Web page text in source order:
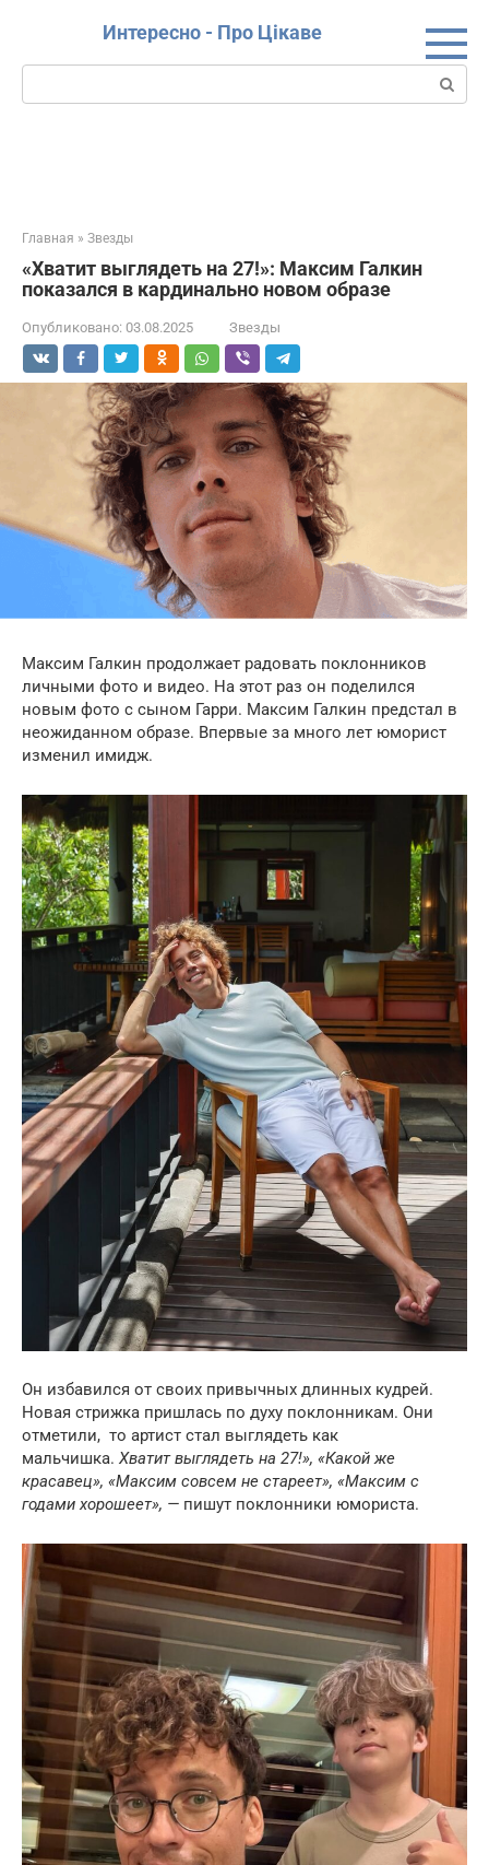
Интересно - Про Цікаве
Поиск:
Главная » Звезды
«Хватит выглядеть на 27!»: Максим Галкин
показался в кардинально новом образе
Опубликовано: 03.08.2025 Звезды
Максим Галкин продолжает радовать поклонников
личными фото и видео. На этот раз он поделился
новым фото с сыном Гарри. Максим Галкин предстал в
неожиданном образе. Впервые за много лет юморист
изменил имидж.
Он избавился от своих привычных длинных кудрей.
Новая стрижка пришлась по духу поклонникам. Они
отметили, то артист стал выглядеть как
мальчишка. Хватит выглядеть на 27!», «Какой же
красавец», «Максим совсем не стареет», «Максим с
годами хорошеет», — пишут поклонники юмориста.